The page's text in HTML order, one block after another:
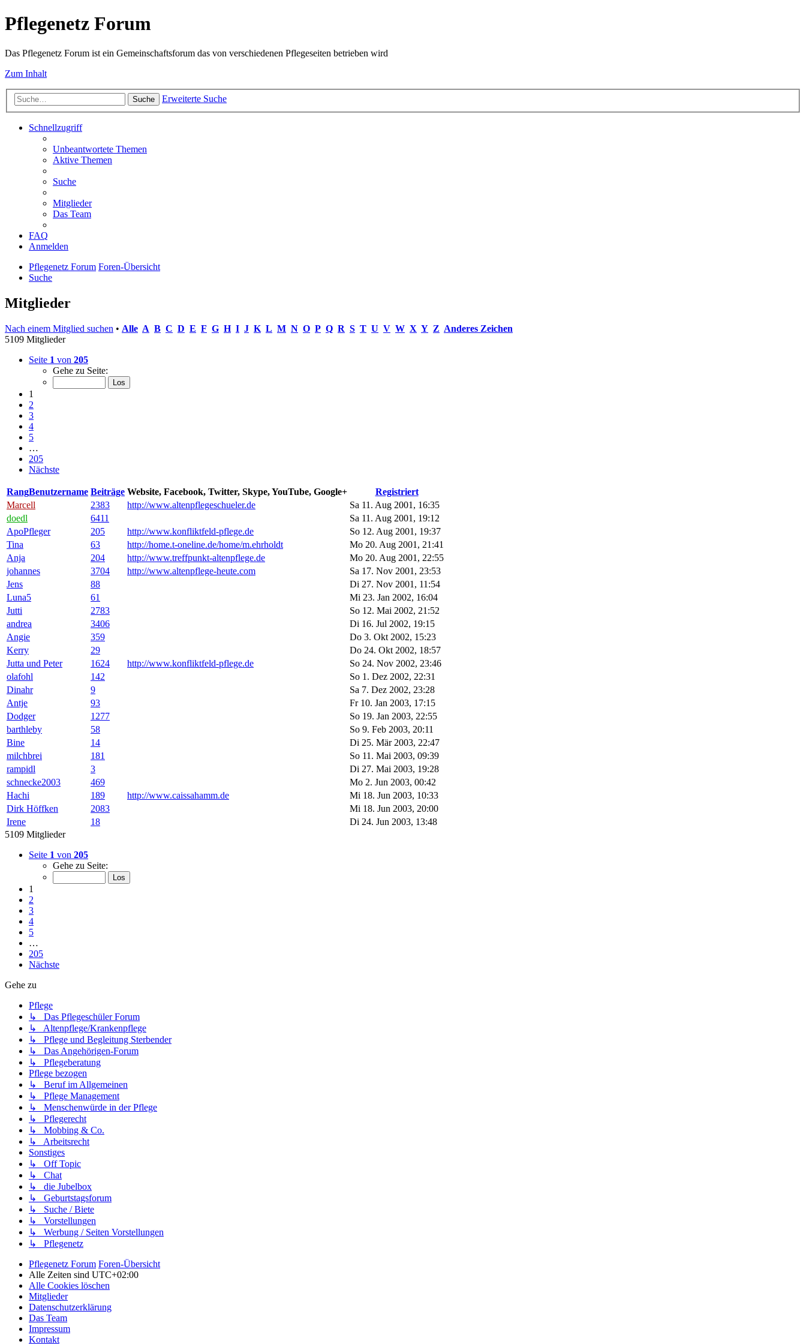
Pflegenetz Forum
Das Pflegenetz Forum ist ein Gemeinschaftsforum das von verschiedenen Pflegeseiten betrieben wird
Zum Inhalt
Suche Erweiterte Suche
Schnellzugriff
Unbeantwortete Themen
Aktive Themen
Suche
Mitglieder
Das Team
FAQ
Anmelden
Pflegenetz Forum Foren-Übersicht
Suche
Mitglieder
Nach einem Mitglied suchen • Alle A B C D E F G H I J K L M N O P Q R S T U V W X Y Z Anderes Zeichen
5109 Mitglieder
Seite 1 von 205
Gehe zu Seite:
1
2
3
4
5
…
205
Nächste
RangBenutzername Beiträge Website, Facebook, Twitter, Skype, YouTube, Google+
Registriert
Marcell
2383 http://www.altenpflegeschueler.de
Sa 11. Aug 2001, 16:35
doedl
6411
Sa 11. Aug 2001, 19:12
ApoPfleger
205 http://www.konfliktfeld-pflege.de
So 12. Aug 2001, 19:37
Tina
63 http://home.t-oneline.de/home/m.ehrholdt
Mo 20. Aug 2001, 21:41
Anja
204 http://www.treffpunkt-altenpflege.de
Mo 20. Aug 2001, 22:55
johannes
3704 http://www.altenpflege-heute.com
Sa 17. Nov 2001, 23:53
Jens
88
Di 27. Nov 2001, 11:54
Luna5
61
Mi 23. Jan 2002, 16:04
Jutti
2783
So 12. Mai 2002, 21:52
andrea
3406
Di 16. Jul 2002, 19:15
Angie
359
Do 3. Okt 2002, 15:23
Kerry
29
Do 24. Okt 2002, 18:57
Jutta und Peter
1624 http://www.konfliktfeld-pflege.de
So 24. Nov 2002, 23:46
olafohl
142
So 1. Dez 2002, 22:31
Dinahr
9
Sa 7. Dez 2002, 23:28
Antje
93
Fr 10. Jan 2003, 17:15
Dodger
1277
So 19. Jan 2003, 22:55
barthleby
58
So 9. Feb 2003, 20:11
Bine
14
Di 25. Mär 2003, 22:47
milchbrei
181
So 11. Mai 2003, 09:39
rampidl
3
Di 27. Mai 2003, 19:28
schnecke2003
469
Mo 2. Jun 2003, 00:42
Hachi
189 http://www.caissahamm.de
Mi 18. Jun 2003, 10:33
Dirk Höffken
2083
Mi 18. Jun 2003, 20:00
Irene
18
Di 24. Jun 2003, 13:48
5109 Mitglieder
Seite 1 von 205
Gehe zu Seite:
1
2
3
4
5
…
205
Nächste
Gehe zu
Pflege
↳ Das Pflegeschüler Forum
↳ Altenpflege/Krankenpflege
↳ Pflege und Begleitung Sterbender
↳ Das Angehörigen-Forum
↳ Pflegeberatung
Pflege bezogen
↳ Beruf im Allgemeinen
↳ Pflege Management
↳ Menschenwürde in der Pflege
↳ Pflegerecht
↳ Mobbing & Co.
↳ Arbeitsrecht
Sonstiges
↳ Off Topic
↳ Chat
↳ die Jubelbox
↳ Geburtstagsforum
↳ Suche / Biete
↳ Vorstellungen
↳ Werbung / Seiten Vorstellungen
↳ Pflegenetz
Pflegenetz Forum Foren-Übersicht
Alle Zeiten sind UTC+02:00
Alle Cookies löschen
Mitglieder
Datenschutzerklärung
Das Team
Impressum
Kontakt